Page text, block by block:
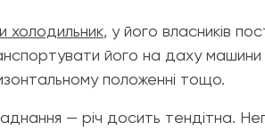
холодильник, у його власників
його на даху машини
положенні тощо.
— річ досить тендітна.